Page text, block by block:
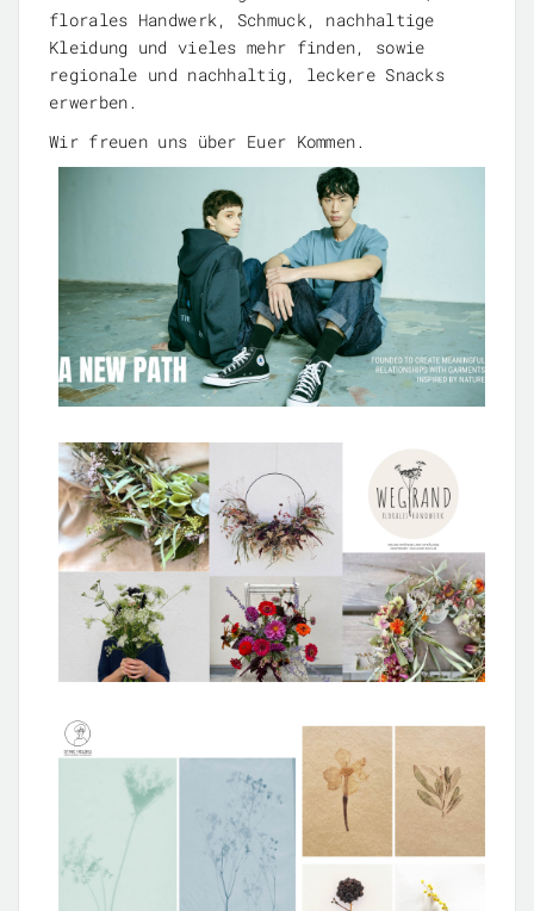
florales Handwerk, Schmuck, nachhaltige
Kleidung und vieles mehr finden, sowie
regionale und nachhaltig, leckere Snacks
erwerben.
Wir freuen uns über Euer Kommen.